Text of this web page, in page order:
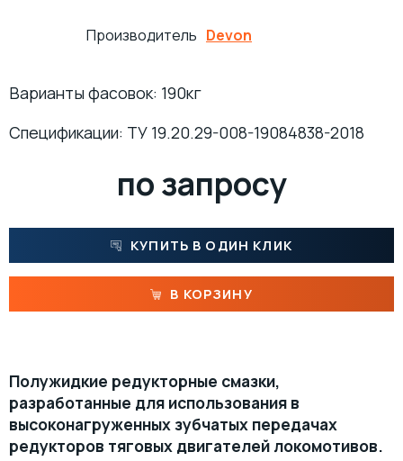
Производитель Devon
Варианты фасовок: 190кг
Cпецификации: ТУ 19.20.29-008-19084838-2018
по запросу
КУПИТЬ В ОДИН КЛИК
В КОРЗИНУ
Полужидкие редукторные смазки,
разработанные для использования в
высоконагруженных зубчатых передачах
редукторов тяговых двигателей локомотивов.
ПРОКАТНЫЕ МАСЛА
ОСЕВЫЕ МАСЛА
МОТОРНОЕ МАСЛО ДЛЯ СУДОВЫХ ДВИГАТЕЛЕЙ
МАСЛА ДЛЯ НАПРАВЛЯЮЩИХ СКОЛЬЖЕНИЯ
КОМПРЕССОРНОЕ МАСЛО
МАСЛА ОБЩЕГО НАЗНАЧЕНИЯ (БАЗОВЫЕ)
МНОГОЦЕЛЕВЫЕ СМАЗКИ
ИНДУСТРИАЛЬНЫЕ СМАЗКИ
ТЕХНОЛОГИЧЕСКИЕ СМАЗКИ
ЖЕЛЕЗНОДОРОЖНЫЕ СМАЗКИ
КАНАТНЫЕ СМАЗКИ
СИЛИКОНОВЫЕ СМАЗКИ
ОЧИСТИТЕЛИ
ПАСТЫ